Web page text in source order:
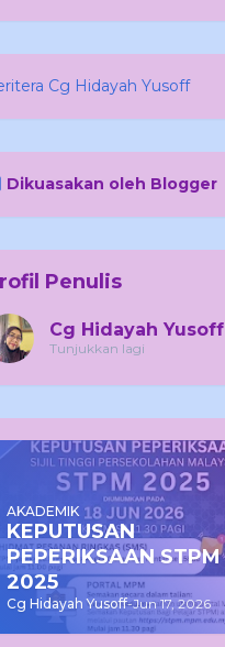
Cg Hidayah Yusoff
Dikuasakan oleh Blogger
Penulis
Cg Hidayah Yusoff
Tunjukkan lagi
AKADEMIK
KEPUTUSAN
PEPERIKSAAN STPM
2025
Cg Hidayah Yusoff-Jun 17, 2026